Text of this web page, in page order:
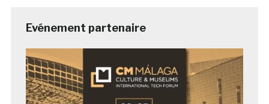
Evénement partenaire